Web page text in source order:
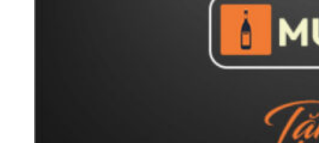
Saint-Julien sở hữu cấu trúc địa chất đồng nhất và độc đáo
nhất tại vùng Haut-Médoc. Nền tảng của vùng đất này là những
gò sỏi lớn được bồi đắp từ sông Garonne từ đầu kỷ Đệ Tứ, tạo
nhiên. Ngay cả trong những năm có lượng mưa lớn, đất vẫn giữ
được độ khô ráo cần thiết, giúp bộ rễ của cây nho có điều kiện